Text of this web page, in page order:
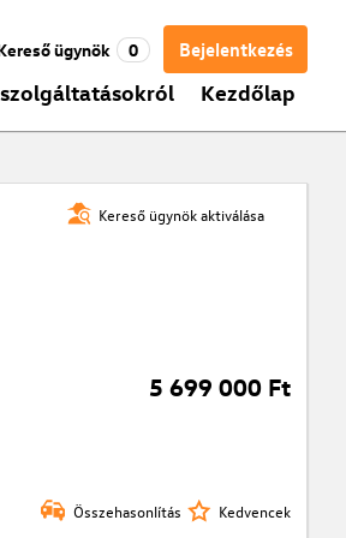
Bejelentkezés
ügynök 0
Kezdőlap
Kereső ügynök aktiválása
5 699 000 Ft
Összehasonlítás Kedvencek